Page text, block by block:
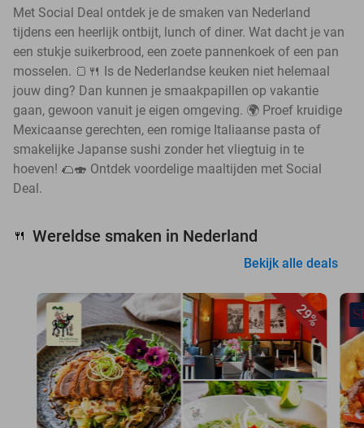
Met Social Deal ontdek je de smaken van Nederland
tijdens een heerlijk ontbijt, lunch of diner. Wat dacht je van
een stukje suikerbrood, een zoete pannenkoek of een pan
mosselen. 🍞🍴 Is de Nederlandse keuken niet helemaal
jouw ding? Dan kunnen je smaakpapillen op vakantie
gaan, gewoon vanuit je eigen omgeving. 🌍 Proef kruidige
Mexicaanse gerechten, een romige Italiaanse pasta of
smakelijke Japanse sushi zonder het vliegtuig in te
hoeven! 🌮🍣 Ontdek voordelige maaltijden met Social
Deal.
🍴 Wereldse smaken in Nederland
Bekijk alle deals
29%